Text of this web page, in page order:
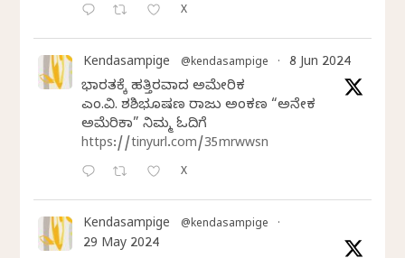
X
Kendasampige @kendasampige · 8 Jun 2024
ಭಾರತಕ್ಕೆ ಹತ್ತಿರವಾದ ಅಮೇರಿಕ
ಎಂ.ವಿ. ಶಶಿಭೂಷಣ ರಾಜು ಅಂಕಣ “ಅನೇಕ
ಅಮೆರಿಕಾ” ನಿಮ್ಮ ಓದಿಗೆ
https://tinyurl.com/35mrwwsn
X
Kendasampige @kendasampige ·
29 May 2024